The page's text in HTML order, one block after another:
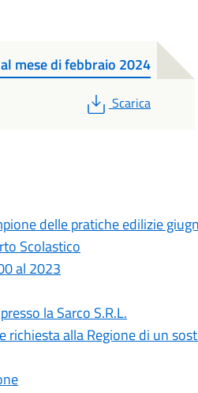
mese di febbraio 2024
PDF
Scarica
delle pratiche edilizie
Scolastico
al 2023
la Sarco S.R.L.
richiesta alla Regione di un